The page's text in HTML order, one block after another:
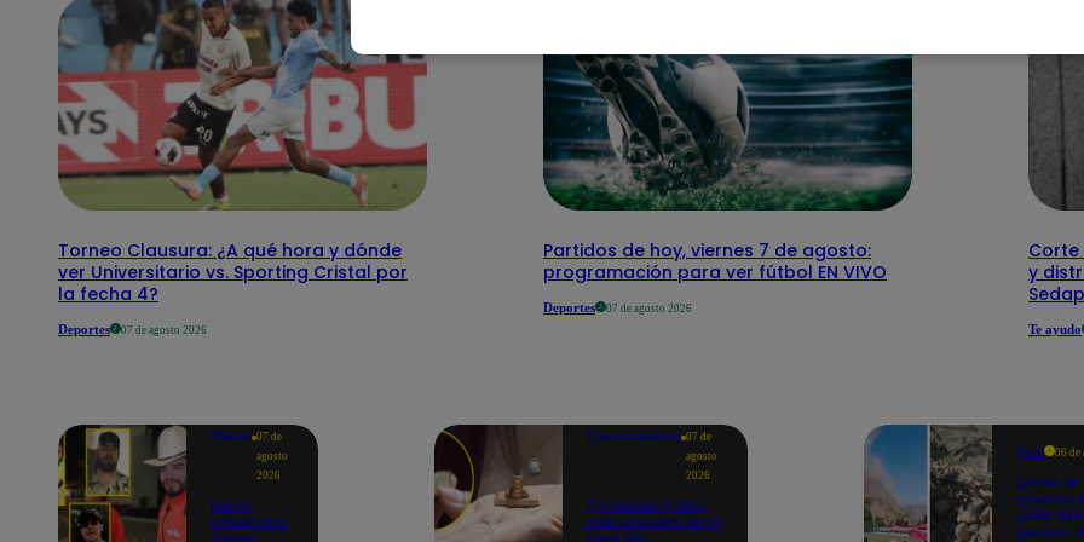
Torneo Clausura: ¿A qué hora y dónde
ver Universitario vs. Sporting Cristal por
la fecha 4?
Deportes 07 de agosto 2026
Partidos de hoy, viernes 7 de agosto:
programación para ver fútbol EN VIVO
Deportes 07 de agosto 2026
Corte
y
Te ayudo
Mundo 07 de
agosto
2026
Nueve
influencers
Entretenimiento 07 de
agosto
2026
Presentan el libro
más pequeño de la
Perú 06 de
Sismo de
Junín
heridos,